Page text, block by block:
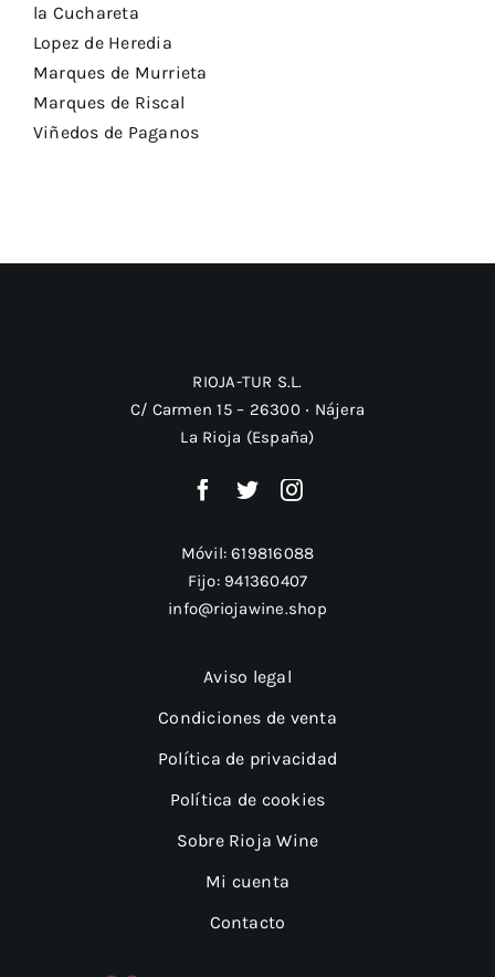
la Cuchareta
Lopez de Heredia
Marques de Murrieta
Marques de Riscal
Viñedos de Paganos
RIOJA-TUR S.L.
C/ Carmen 15 – 26300 ‧ Nájera
La Rioja (España)
Móvil:619816088
Fijo: 941360407
info@riojawine.shop
Aviso legal
Condiciones de venta
Política de privacidad
Política de cookies
Sobre Rioja Wine
Mi cuenta
Contacto